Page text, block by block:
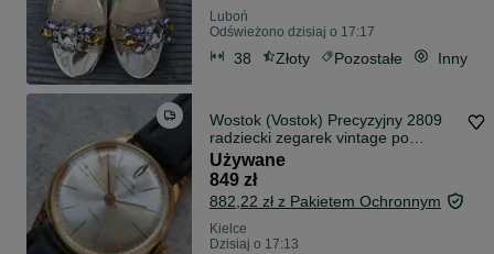
Luboń
Odświeżono dzisiaj o 17:17
38 Złoty Pozostałe Inny
Wostok (Vostok) Precyzyjny 2809
radziecki zegarek vintage po
renowacji
Używane
849 zł
882,22 zł z Pakietem Ochronnym
Kielce
Dzisiaj o 17:13